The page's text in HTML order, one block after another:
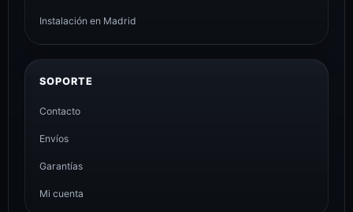
Instalación en Madrid
SOPORTE
Contacto
Envíos
Garantías
Mi cuenta